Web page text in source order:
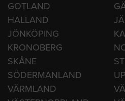
GOTLAND
HALLAND
JÖNKÖPING
KRONOBERG
SKÅNE
SÖDERMANLAND
VÄRMLAND